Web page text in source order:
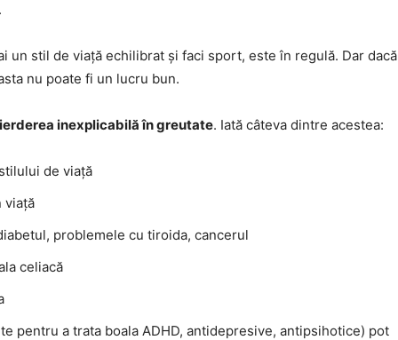
un stil de viață echilibrat și faci sport, este în regulă. Dar dacă
nu poate fi un lucru bun.
inexplicabilă în greutate. Iată câteva dintre acestea:
de viață
viață
problemele cu tiroida, cancerul
celiacă
pentru a trata boala ADHD, antidepresive, antipsihotice) pot